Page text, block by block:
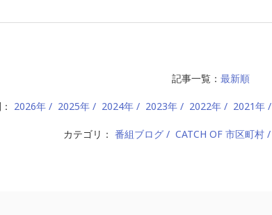
記事一覧： 最新順
2026年 2025年 2024年 2023年 2022年 2021年
カテゴリ： 番組ブログ CATCH OF 市区町村